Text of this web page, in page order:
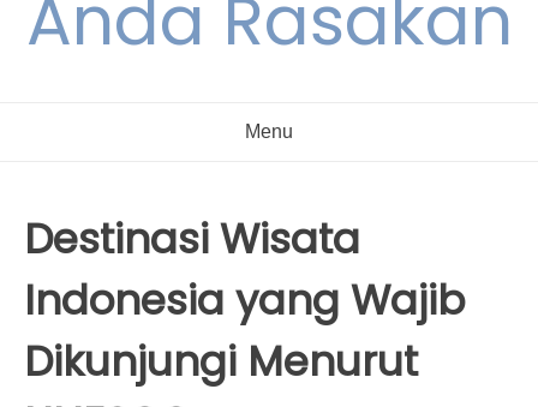
Anda Rasakan
Menu
Destinasi Wisata
Indonesia yang Wajib
Dikunjungi Menurut